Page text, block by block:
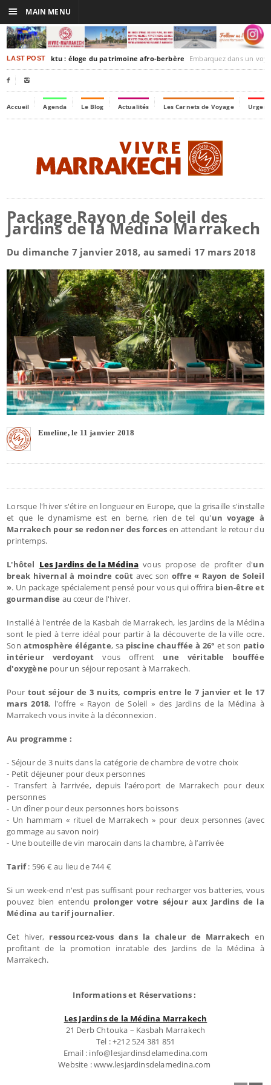
LAST POSTTimbuktu : éloge du patrimoine afro-berbère Embarquez dans un voyage culturel dans le
 
Accueil Agenda Le Blog Actualités Les Carnets de Voyage
Package Rayon de Soleil des
Jardins de la Médina Marrakech
Du dimanche 7 janvier 2018, au samedi 17 mars 2018
Emeline, le 11 janvier 2018
Lorsque l'hiver s'étire en longueur en Europe, que la grisaille s'installe
et que le dynamisme est en berne, rien de tel qu'un voyage à
Marrakech pour se redonner des forces en attendant le retour du
printemps.
L'hôtel Les Jardins de la Médina vous propose de profiter d'un
break hivernal à moindre coût avec son offre « Rayon de Soleil
». Un package spécialement pensé pour vous qui offrirabien-être et
gourmandise au cœur de l'hiver.
Installé à l'entrée de la Kasbah de Marrakech, les Jardins de la Médina
sont le pied à terre idéal pour partir à la découverte de la ville ocre.
Son atmosphère élégante, sa piscine chauffée à 26° et son patio
intérieur verdoyant vous offrent une véritable bouffée
d'oxygène pour un séjour reposant à Marrakech.
Pour tout séjour de 3 nuits, compris entre le 7 janvier et le 17
mars 2018, l'offre « Rayon de Soleil » des Jardins de la Médina à
Marrakech vous invite à la déconnexion.
Au programme :
- Séjour de 3 nuits dans la catégorie de chambre de votre choix
- Petit déjeuner pour deux personnes
- Transfert à l’arrivée, depuis l’aéroport de Marrakech pour deux
personnes
- Un dîner pour deux personnes hors boissons
- Un hammam « rituel de Marrakech » pour deux personnes (avec
gommage au savon noir)
- Une bouteille de vin marocain dans la chambre, à l’arrivée
Tarif: 596 € au lieu de 744 €
Si un week-end n'est pas suffisant pour recharger vos batteries, vous
pouvez bien entendu prolonger votre séjour aux Jardins de la
Médina au tarif journalier.
Cet hiver, ressourcez-vous dans la chaleur de Marrakech en
profitant de la promotion inratable des Jardins de la Médina à
Marrakech.
Informations et Réservations :
Les Jardins de la Médina Marrakech
21 Derb Chtouka – Kasbah Marrakech
Tel : +212 524 381 851
Email : info@lesjardinsdelamedina.com
Website : www.lesjardinsdelamedina.com
☰ MAIN MENU